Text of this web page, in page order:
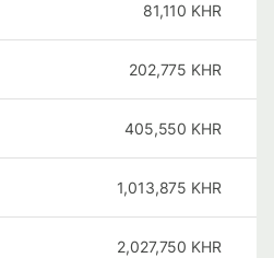
81,110 KHR
202,775 KHR
405,550 KHR
1,013,875 KHR
2,027,750 KHR